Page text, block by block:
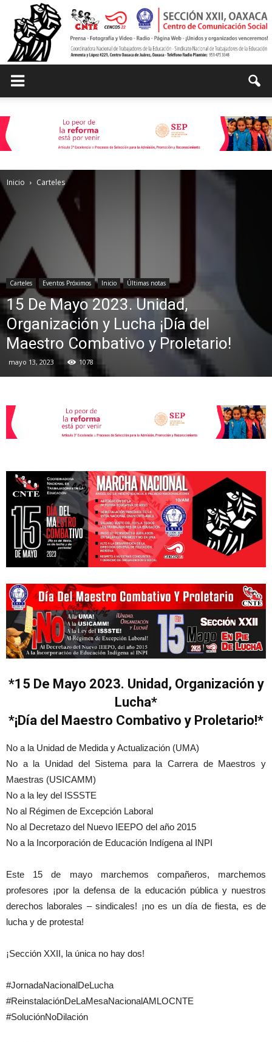
de
de
Sección
XXII
Inicio Carteles
Carteles Eventos Próximos Inicio Últimas notas
15 De Mayo 2023. Unidad,
Organización y Lucha ¡Día del
Maestro Combativo y Proletario!
mayo 13, 2023 1078
*15 De Mayo 2023. Unidad, Organización y
Lucha*
*¡Día del Maestro Combativo y Proletario!*
No a la Unidad de Medida y Actualización (UMA)
No a la Unidad del Sistema para la Carrera de Maestros y
Maestras (USICAMM)
No a la ley del ISSSTE
No al Régimen de Excepción Laboral
No al Decretazo del Nuevo IEEPO del año 2015
No a la Incorporación de Educación Indígena al INPI
Este 15 de mayo marchemos compañeros, marchemos
profesores ¡por la defensa de la educación pública y nuestros
derechos laborales – sindicales! ¡no es un día de fiesta, es de
lucha y de protesta!
¡Sección XXII, la única no hay dos!
#JornadaNacionalDeLucha
#ReinstalaciónDeLaMesaNacionalAMLOCNTE
#SoluciónNoDilación